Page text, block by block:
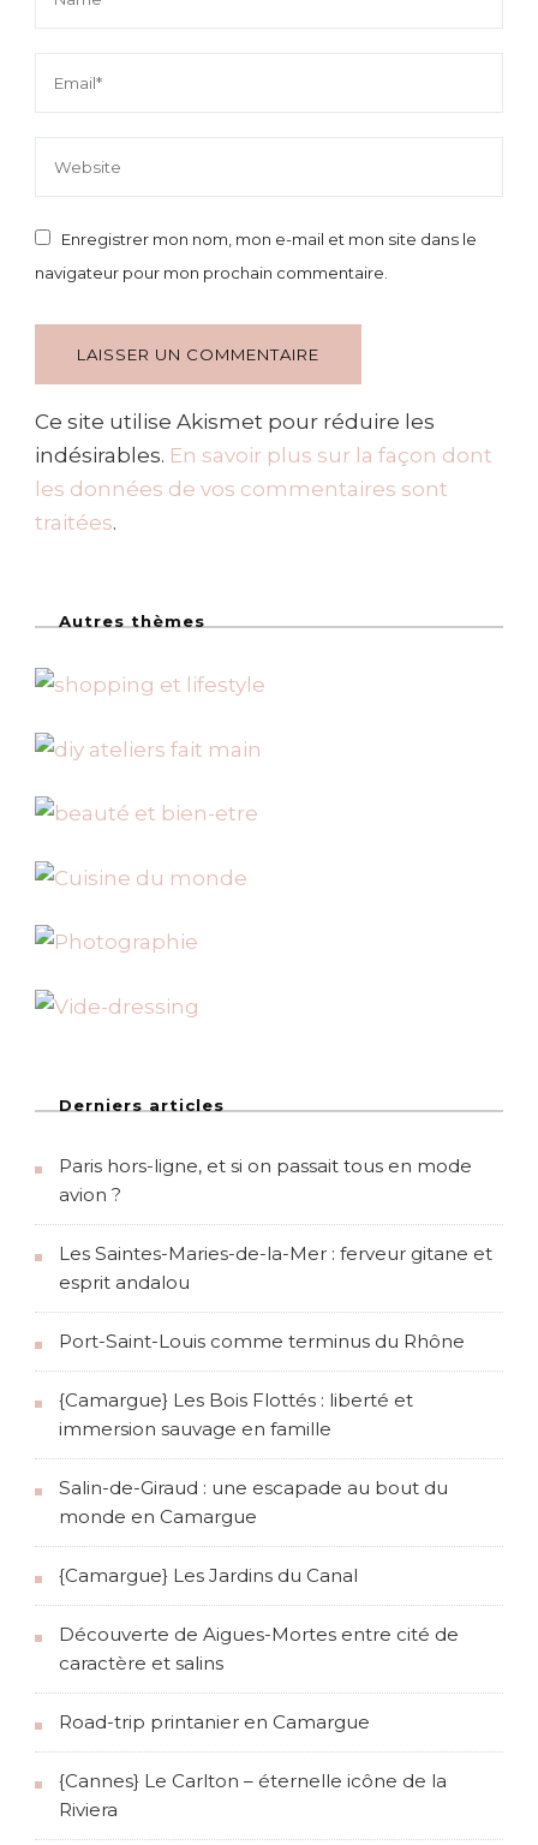
Enregistrer mon nom, mon e-mail et mon site dans le
navigateur pour mon prochain commentaire.
Ce site utilise Akismet pour réduire les
indésirables. En savoir plus sur la façon dont
les données de vos commentaires sont
traitées.
Autres thèmes
Derniers articles
Paris hors-ligne, et si on passait tous en mode
avion ?
Les Saintes-Maries-de-la-Mer : ferveur gitane et
esprit andalou
Port-Saint-Louis comme terminus du Rhône
{Camargue} Les Bois Flottés : liberté et
immersion sauvage en famille
Salin-de-Giraud : une escapade au bout du
monde en Camargue
{Camargue} Les Jardins du Canal
Découverte de Aigues-Mortes entre cité de
caractère et salins
Road-trip printanier en Camargue
{Cannes} Le Carlton – éternelle icône de la
Riviera